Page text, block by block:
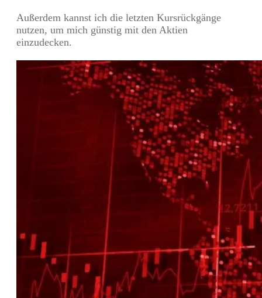
Außerdem kannst ich die letzten Kursrückgänge
nutzen, um mich günstig mit den Aktien
einzudecken.